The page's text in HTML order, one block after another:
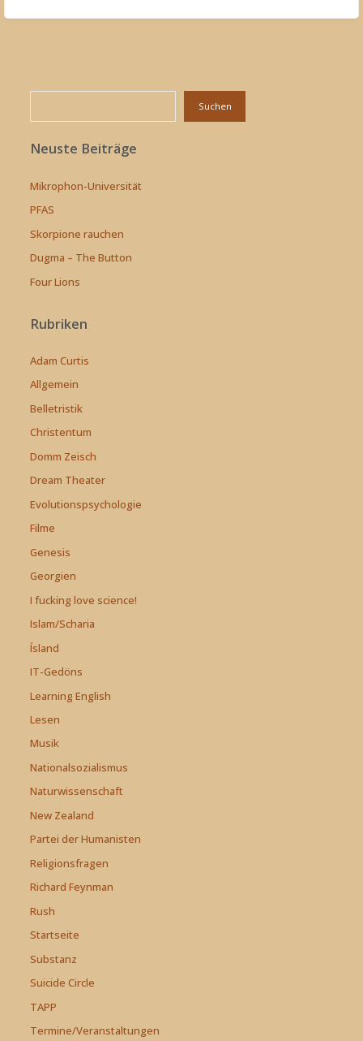
Suchen
Neuste Beiträge
Mikrophon-Universität
PFAS
Skorpione rauchen
Dugma – The Button
Four Lions
Rubriken
Adam Curtis
Allgemein
Belletristik
Christentum
Domm Zeisch
Dream Theater
Evolutionspsychologie
Filme
Genesis
Georgien
I fucking love science!
Islam/Scharia
Ísland
IT-Gedöns
Learning English
Lesen
Musik
Nationalsozialismus
Naturwissenschaft
New Zealand
Partei der Humanisten
Religionsfragen
Richard Feynman
Rush
Startseite
Substanz
Suicide Circle
TAPP
Termine/Veranstaltungen